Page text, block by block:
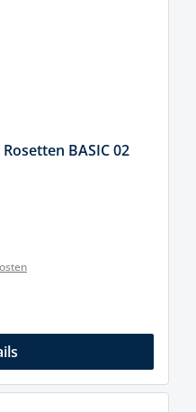
BASIC 02